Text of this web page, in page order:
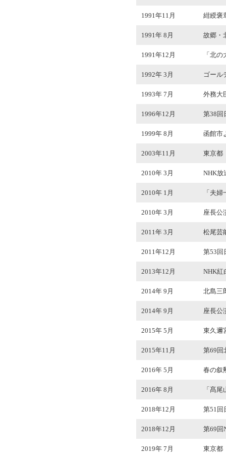
1991年11月 紺綬褒
1991年 8月 故郷・
1991年12月 「北
1992年 3月 ゴール
1993年 7月 外務大
1996年12月 第38回
1999年 8月 函館市
2003年11月 東京都
2010年 3月 NHK放
2010年 1月 「夫
2010年 3月 座長公
2011年 3月 松尾芸
2011年12月 第53回
2013年12月 NHK紅
2014年 9月 北島三
2014年 9月 座長公
2015年 5月 東久邇
2015年11月 第69回
2016年 5月 春の叙
2016年 8月 「髙
2018年12月 第51回
2018年12月 第69回
2019年 7月 東京都